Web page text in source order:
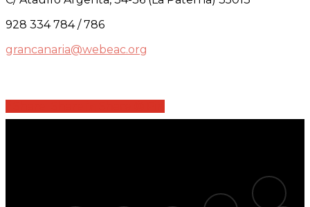
928 334 784 / 786
grancanaria@webeac.org
telegram
tiktok